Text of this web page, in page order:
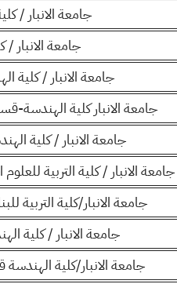
جامعة الانبار /
جامعة الانبار /
جامعة الانبار / كلية
جامعة الانبار كلية الهندسة-
جامعة الانبار / كلية
جامعة الانبار / كلية التربية
جامعة الانبار/كلية التربية
جامعة الانبار / كلية
جامعة الانبار/كلية